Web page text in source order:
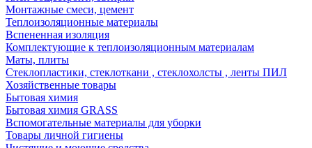
Монтажные смеси, цемент
Теплоизоляционные материалы
Вспененная изоляция
Комплектующие к теплоизоляционным материалам
Маты, плиты
Стеклопластики, стеклоткани , стеклохолсты , ленты ПИЛ
Хозяйственные товары
Бытовая химия
Бытовая химия GRASS
Вспомогательные материалы для уборки
Товары личной гигиены